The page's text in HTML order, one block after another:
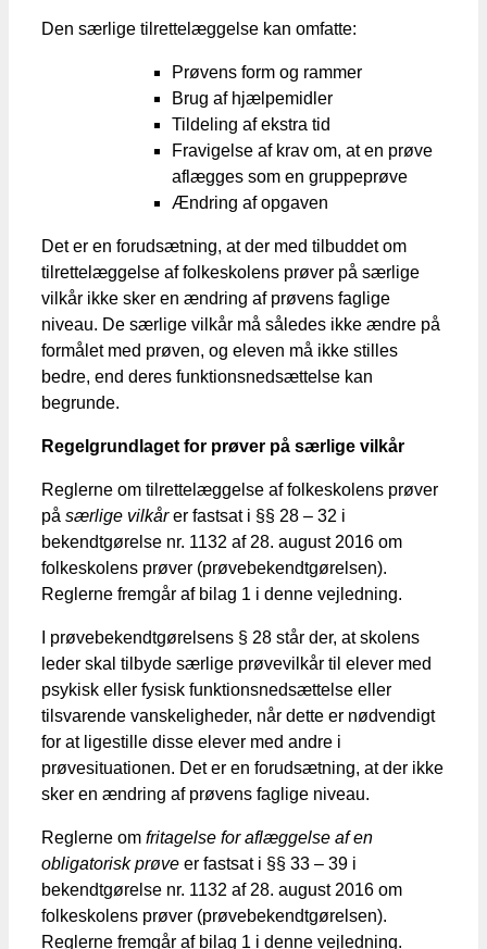
Den særlige tilrettelæggelse kan omfatte:
Prøvens form og rammer
Brug af hjælpemidler
Tildeling af ekstra tid
Fravigelse af krav om, at en prøve
aflægges som en gruppeprøve
Ændring af opgaven
Det er en forudsætning, at der med tilbuddet om
tilrettelæggelse af folkeskolens prøver på særlige
vilkår ikke sker en ændring af prøvens faglige
niveau. De særlige vilkår må således ikke ændre på
formålet med prøven, og eleven må ikke stilles
bedre, end deres funktionsnedsættelse kan
begrunde.
Regelgrundlaget for prøver på særlige vilkår
Reglerne om tilrettelæggelse af folkeskolens prøver
på særlige vilkårer fastsat i §§ 28 – 32 i
bekendtgørelse nr. 1132 af 28. august 2016 om
folkeskolens prøver (prøvebekendtgørelsen).
Reglerne fremgår af bilag 1 i denne vejledning.
I prøvebekendtgørelsens § 28 står der, at skolens
leder skal tilbyde særlige prøvevilkår til elever med
psykisk eller fysisk funktionsnedsættelse eller
tilsvarende vanskeligheder, når dette er nødvendigt
for at ligestille disse elever med andre i
prøvesituationen. Det er en forudsætning, at der ikke
sker en ændring af prøvens faglige niveau.
Reglerne om fritagelse for aflæggelse af en
obligatorisk prøve er fastsat i §§ 33 – 39 i
bekendtgørelse nr. 1132 af 28. august 2016 om
folkeskolens prøver (prøvebekendtgørelsen).
Reglerne fremgår af bilag 1 i denne vejledning.